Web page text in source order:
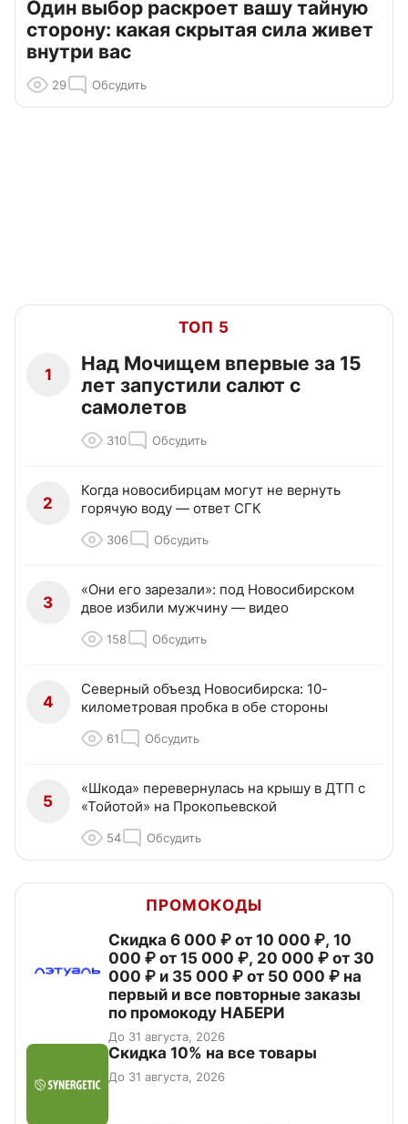
Один выбор раскроет вашу тайную
сторону: какая скрытая сила живет
внутри вас
29 Обсудить
ТОП 5
1
Над Мочищем впервые за 15
лет запустили салют с
самолетов
310 Обсудить
2
Когда новосибирцам могут не вернуть
горячую воду — ответ СГК
306 Обсудить
3
«Они его зарезали»: под Новосибирском
двое избили мужчину — видео
158 Обсудить
4
Северный объезд Новосибирска: 10-
километровая пробка в обе стороны
61 Обсудить
5
«Шкода» перевернулась на крышу в ДТП с
«Тойотой» на Прокопьевской
54 Обсудить
ПРОМОКОДЫ
Скидка 6 000 ₽ от 10 000 ₽, 10
000 ₽ от 15 000 ₽, 20 000 ₽ от 30
000 ₽ и 35 000 ₽ от 50 000 ₽ на
первый и все повторные заказы
по промокоду НАБЕРИ
До 31 августа, 2026
Скидка 10% на все товары
До 31 августа, 2026